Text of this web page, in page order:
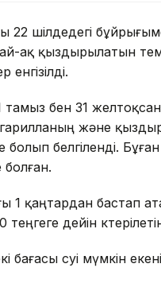
шілдедегі
ақ қыздырылатын
енгізілді.
бен 31 желтоқсан
және
болып белгіленді.
болған.
қаңтардан бастап
дейін
бағасы өсуі мүмкін